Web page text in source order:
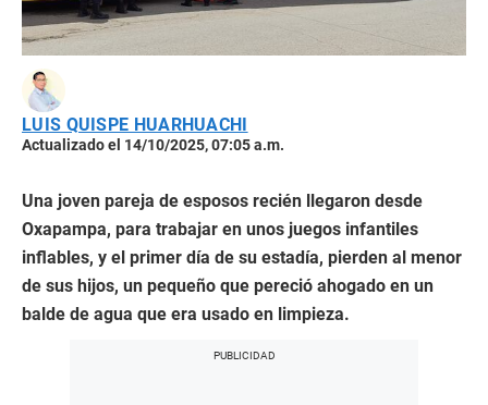
LUIS QUISPE HUARHUACHI
Actualizado el 14/10/2025, 07:05 a.m.
Una joven pareja de esposos recién llegaron desde
Oxapampa, para trabajar en unos juegos infantiles
inflables, y el primer día de su estadía, pierden al menor
de sus hijos, un pequeño que pereció ahogado en un
balde de agua que era usado en limpieza.